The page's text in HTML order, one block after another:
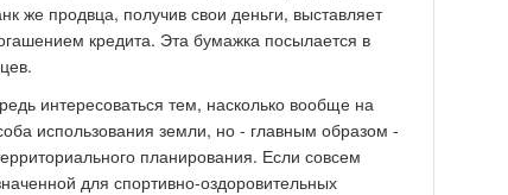
же продвца, получив свои деньги, выставляет
кредита. Эта бумажка посылается в
интересоваться тем, насколько вообще на
использования земли, но - главным образом -
планирования. Если совсем
для спортивно-оздоровительных